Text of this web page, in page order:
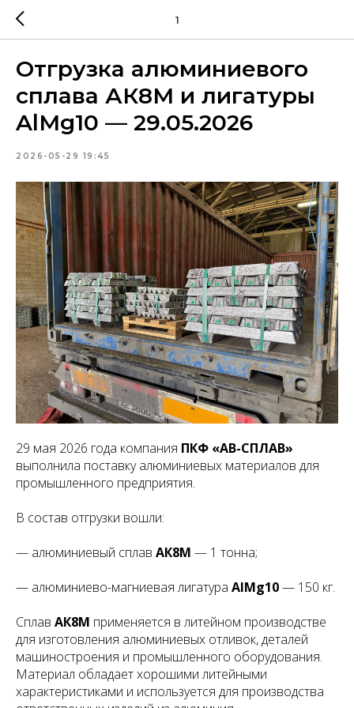
1
Отгрузка алюминиевого
сплава АК8М и лигатуры
AlMg10 — 29.05.2026
2026-05-29 19:45
29 мая 2026 года компания ПКФ «АВ-СПЛАВ»
выполнила поставку алюминиевых материалов для
промышленного предприятия.
В состав отгрузки вошли:
— алюминиевый сплав АК8М — 1 тонна;
— алюминиево-магниевая лигатура AlMg10— 150 кг.
Сплав АК8М применяется в литейном производстве
для изготовления алюминиевых отливок, деталей
машиностроения и промышленного оборудования.
Материал обладает хорошими литейными
характеристиками и используется для производства